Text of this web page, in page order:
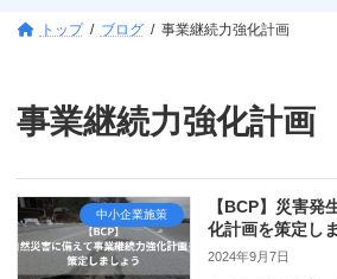
トップ ブログ 事業継続力強化計画
事業継続力強化計画
中小企業施策
【BCP】災害発
化計画を策定し
2024年9月7日